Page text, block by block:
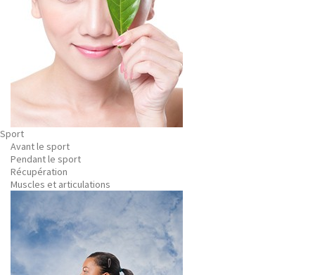
Sport
Avant le sport
Pendant le sport
Récupération
Muscles et articulations